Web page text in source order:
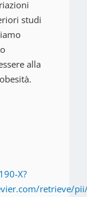
studi
alla
X?
retrieve/